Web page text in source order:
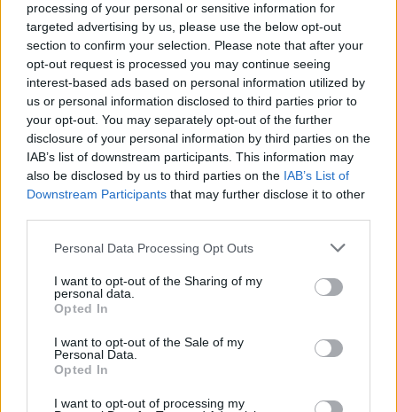
processing of your personal or sensitive information for
targeted advertising by us, please use the below opt-out
section to confirm your selection. Please note that after your
opt-out request is processed you may continue seeing
interest-based ads based on personal information utilized by
us or personal information disclosed to third parties prior to
your opt-out. You may separately opt-out of the further
disclosure of your personal information by third parties on the
IAB’s list of downstream participants. This information may
also be disclosed by us to third parties on the IAB’s List of
Downstream Participants that may further disclose it to other
Please note that this website/app uses one or more Google
not limited to your visit or usage behaviour. You may click to
grant or deny consent to Google and its third-party tags to
use your data for below specified purposes in below Google
consent section.
Personal Data Processing Opt Outs
I want to opt-out of the Sharing of my
personal data.
Opted In
I want to opt-out of the Sale of my
Personal Data.
Opted In
I want to opt-out of processing my
Τέλος εποχής για τα τουρκικά
αυτοκίνητα -Γιατί απειλούνται με
κατάρρευση